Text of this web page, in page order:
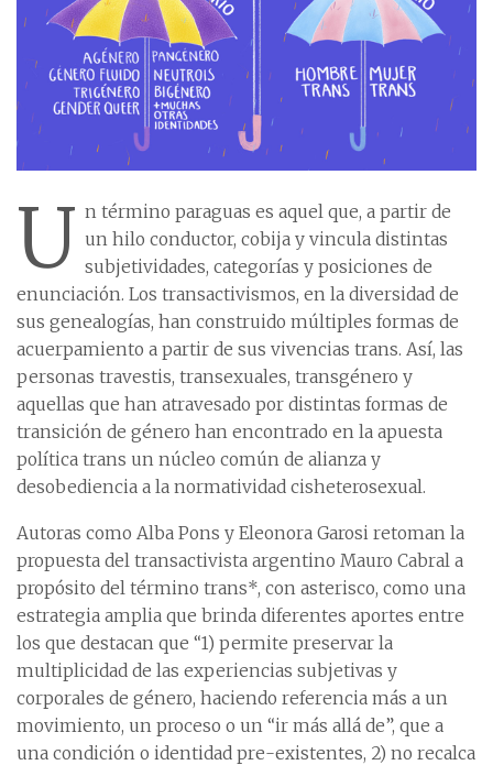
U n término paraguas es aquel que, a partir de
un hilo conductor, cobija y vincula distintas
subjetividades, categorías y posiciones de
enunciación. Los transactivismos, en la diversidad de
sus genealogías, han construido múltiples formas de
acuerpamiento a partir de sus vivencias trans. Así, las
personas travestis, transexuales, transgénero y
aquellas que han atravesado por distintas formas de
transición de género han encontrado en la apuesta
política trans un núcleo común de alianza y
desobediencia a la normatividad cisheterosexual.
Autoras como Alba Pons y Eleonora Garosi retoman la
propuesta del transactivista argentino Mauro Cabral a
propósito del término trans*, con asterisco, como una
estrategia amplia que brinda diferentes aportes entre
los que destacan que “1) permite preservar la
multiplicidad de las experiencias subjetivas y
corporales de género, haciendo referencia más a un
movimiento, un proceso o un “ir más allá de”, que a
una condición o identidad pre-existentes, 2) no recalca